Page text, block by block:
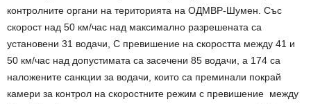
контролните органи на територията на ОДМВР-Шумен. Със
скорост над 50 км/час над максимално разрешената са
установени 31 водачи, С превишение на скоростта между 41 и
50 км/час над допустимата са засечени 85 водачи, а 174 са
наложените санкции за водачи, които са преминали покрай
камери за контрол на скоростните режим с превишение между